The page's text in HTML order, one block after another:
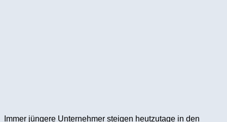
Immer jüngere Unternehmer steigen heutzutage in den